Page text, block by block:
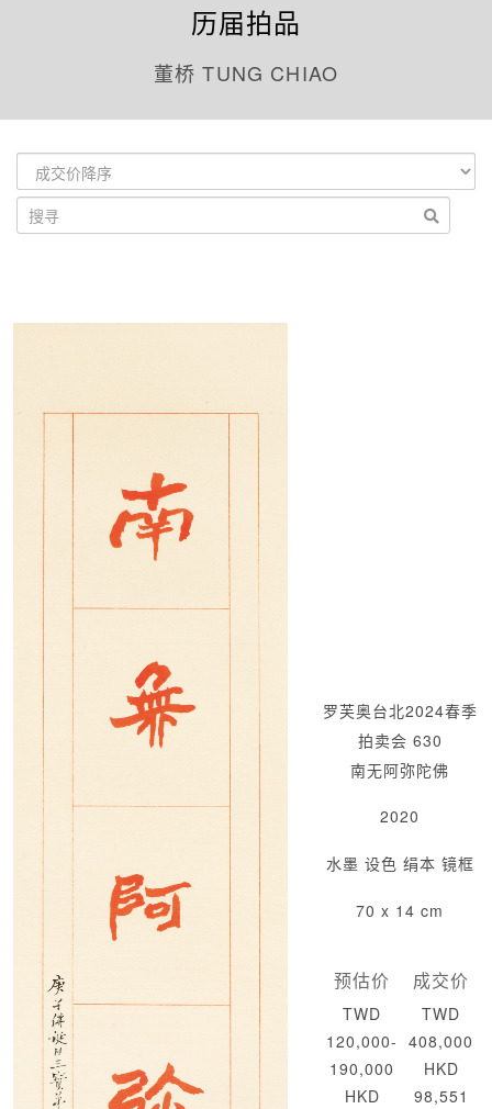
历届拍品
董桥 TUNG CHIAO
罗芙奥台北2024春季
拍卖会 630
南无阿弥陀佛
2020
水墨 设色 绢本 镜框
70 x 14 cm
预估价
TWD
120,000-
190,000
HKD
成交价
TWD
408,000
HKD
98,551